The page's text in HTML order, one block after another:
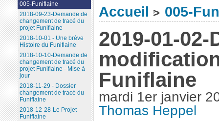
Accueil > 005-
2019-01-
Funiflaine
mardi 1er janvier
Thomas Heppel
005-Funiflaine
2018-09-23-Demande de
changement de tracé du
projet Funiflaine
2018-10-01 - Une brève
Histoire du Funiflaine
2018-10-10-Demande de
changement de tracé du
projet Funiflaine - Mise à
jour
2018-11-29 - Dossier
changement de tracé du
Funiflaine
2018-12-28-Le Projet
Funiflaine